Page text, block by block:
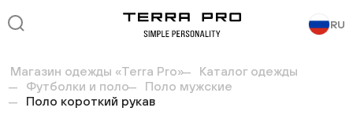
RU
Магазин одежды «Terra Pro»
Каталог одежды
Футболки и поло
Поло мужские
Поло короткий рукав